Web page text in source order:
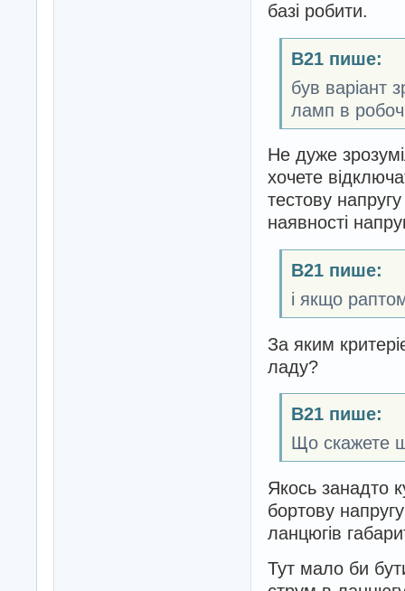
базі робити.
B21 пише:
був варіант
ламп в
Не дуже
хочете
тестову
наявності
B21 пише:
і якщо
За яким
ладу?
B21 пише:
Що скажете
Якось занадто
бортову
ланцюгів
Тут мало би